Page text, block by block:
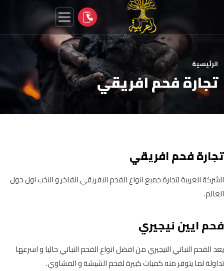
الرئيسية
تجارة فحم افريقي
تجارة فحم افريقي
الشركة العربية لتجارة جميع انواع الفحم الافريقي الفاخر و النخب اول حول
العالم.
فحم ايين نيجيري
يعد الفحم النباتي النيجيري من افضل انواع الفحم النباتي حاليا و اسرعها
تداولة لما يتوفر منه كميات كبيرة لفحم الشيشة و المشاوي.